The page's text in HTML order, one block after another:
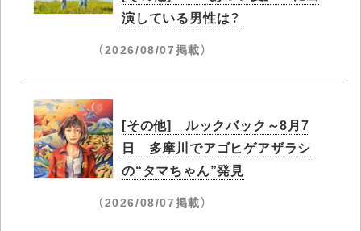
演している男性は？
（2026/08/07掲載）
[その他] ルックバック～8月7
日 多摩川でアゴヒゲアザラシ
の“タマちゃん”発見
（2026/08/07掲載）